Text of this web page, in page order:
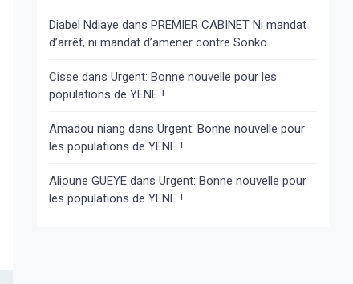
Diabel Ndiaye dans PREMIER CABINET Ni mandat
d’arrêt, ni mandat d’amener contre Sonko
Cisse dans Urgent: Bonne nouvelle pour les
populations de YENE !
Amadou niang dans Urgent: Bonne nouvelle pour
les populations de YENE !
Alioune GUEYEdans Urgent: Bonne nouvelle pour
les populations de YENE !